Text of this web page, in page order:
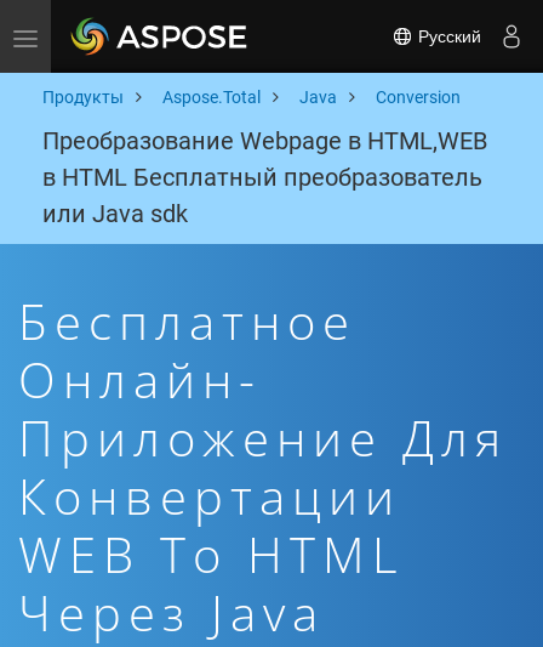
Toggle navigation Русский
Продукты Aspose.Total Java Conversion
Преобразование Webpage в HTML,WEB
в HTML Бесплатный преобразователь
или Java sdk
Бесплатное
Онлайн-
Приложение Для
Конвертации
WEB To HTML
Через Java